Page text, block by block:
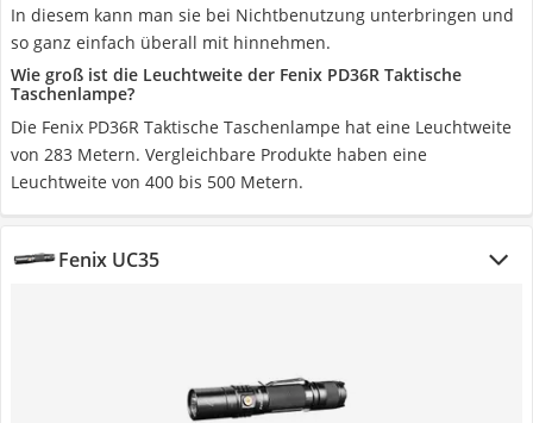
In diesem kann man sie bei Nichtbenutzung unterbringen und
so ganz einfach überall mit hinnehmen.
Wie groß ist die Leuchtweite der Fenix PD36R Taktische
Taschenlampe?
Die Fenix PD36R Taktische Taschenlampe hat eine Leuchtweite
von 283 Metern. Vergleichbare Produkte haben eine
Leuchtweite von 400 bis 500 Metern.
Fenix UC35